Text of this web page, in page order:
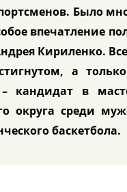
Было
впечатление
Кириленко.
а
кандидат в
округа среди
баскетбола.